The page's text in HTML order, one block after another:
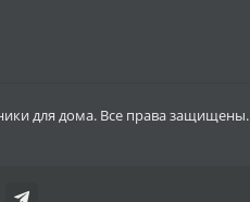
для дома. Все права защищены.